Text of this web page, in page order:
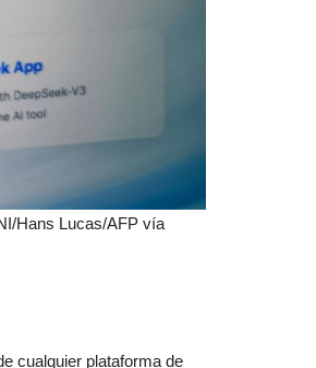
Hans Lucas/AFP vía
cualquier plataforma de